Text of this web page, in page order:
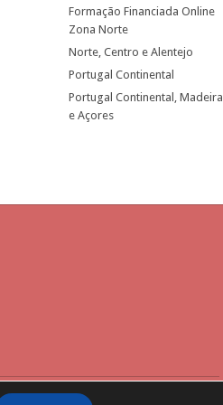
Formação Financiada Online
Zona Norte
Norte, Centro e Alentejo
Portugal Continental
Portugal Continental, Madeira
e Açores